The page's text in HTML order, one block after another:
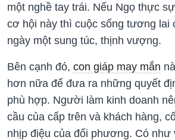
một nghề tay trái. Nếu Ngọ thực
cơ hội này thì cuộc sống tương lai
ngày một sung túc, thịnh vượng.
Bên cạnh đó, con giáp may mắn
hơn nữa để đưa ra những quyết
phù hợp. Người làm kinh doanh
cầu của cấp trên và khách hàng,
nhịp điệu của đối phương. Có như